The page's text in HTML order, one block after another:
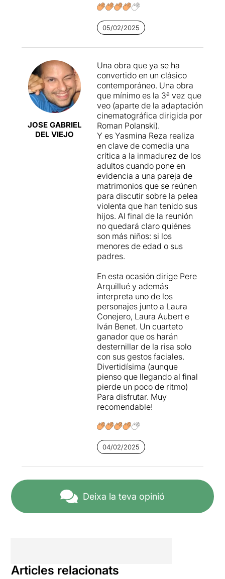
05/02/2025
JOSE GABRIEL
DEL VIEJO
Una obra que ya se ha
convertido en un clásico
contemporáneo. Una obra
que mínimo es la 3ª vez que
veo (aparte de la adaptación
cinematográfica dirigida por
Roman Polanski).
Y es Yasmina Reza realiza
en clave de comedia una
crítica a la inmadurez de los
adultos cuando pone en
evidencia a una pareja de
matrimonios que se reúnen
para discutir sobre la pelea
violenta que han tenido sus
hijos. Al final de la reunión
no quedará claro quiénes
son más niños: si los
menores de edad o sus
padres.
En esta ocasión dirige Pere
Arquillué y además
interpreta uno de los
personajes junto a Laura
Conejero, Laura Aubert e
Iván Benet. Un cuarteto
ganador que os harán
desternillar de la risa solo
con sus gestos faciales.
Divertidísima (aunque
pienso que llegando al final
pierde un poco de ritmo)
Para disfrutar. Muy
recomendable!
04/02/2025
Deixa la teva opinió
Articles relacionats